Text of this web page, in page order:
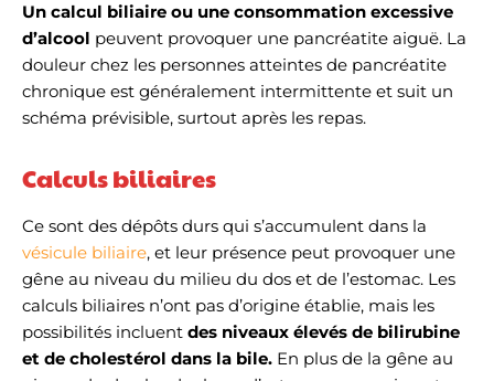
Un calcul biliaire ou une consommation excessive
d’alcool peuvent provoquer une pancréatite aiguë. La
douleur chez les personnes atteintes de pancréatite
chronique est généralement intermittente et suit un
schéma prévisible, surtout après les repas.
Calculs biliaires
Ce sont des dépôts durs qui s’accumulent dans la
vésicule biliaire, et leur présence peut provoquer une
gêne au niveau du milieu du dos et de l’estomac. Les
calculs biliaires n’ont pas d’origine établie, mais les
possibilités incluent des niveaux élevés de bilirubine
et de cholestérol dans la bile. En plus de la gêne au